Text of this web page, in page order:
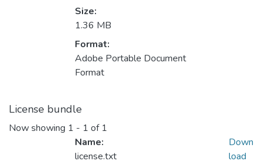
Size:
1.36 MB
Format:
Adobe Portable Document
Format
License bundle
Now showing 1 - 1 of 1
Name:
license.txt
Down
load